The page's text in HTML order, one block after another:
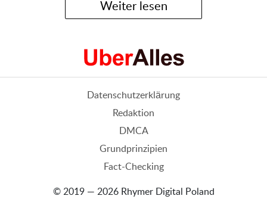
Weiter lesen
Datenschutzerklärung
Redaktion
DMCA
Grundprinzipien
Fact-Checking
© 2019 — 2026 Rhymer Digital Poland